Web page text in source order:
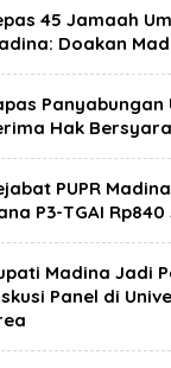
45 Jamaah
Doakan
Panyabungan
Hak
PUPR
P3-TGAI
Madina Jadi
Panel di